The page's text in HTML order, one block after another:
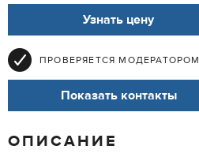
Узнать цену
ПРОВЕРЯЕТСЯ МОДЕРАТОРОМ
Показать контакты
ОПИСАНИЕ